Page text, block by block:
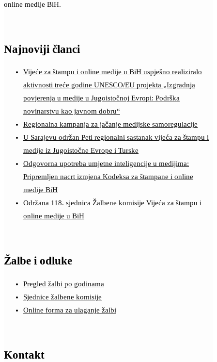
online medije BiH.
Najnoviji članci
Vijeće za štampu i online medije u BiH uspješno realiziralo
aktivnosti treće godine UNESCO/EU projekta „Izgradnja
povjerenja u medije u Jugoistočnoj Evropi: Podrška
novinarstvu kao javnom dobru“
Regionalna kampanja za jačanje medijske samoregulacije
U Sarajevu održan Peti regionalni sastanak vijeća za štampu i
medije iz Jugoistočne Evrope i Turske
Odgovorna upotreba umjetne inteligencije u medijima:
Pripremljen nacrt izmjena Kodeksa za štampane i online
medije BiH
Održana 118. sjednica Žalbene komisije Vijeća za štampu i
online medije u BiH
Žalbe i odluke
Pregled žalbi po godinama
Sjednice žalbene komisije
Online forma za ulaganje žalbi
Kontakt